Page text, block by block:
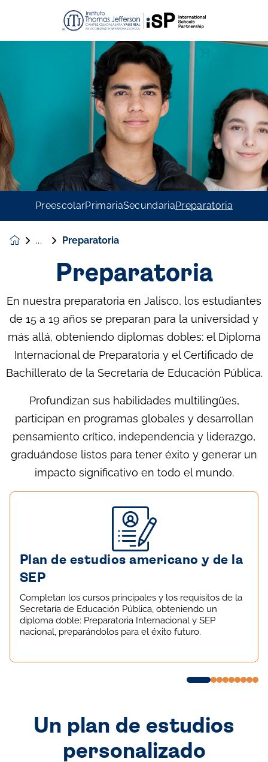
PreescolarPrimariaSecundariaPreparatoria
Preparatoria
Preparatoria
En nuestra preparatoria en Jalisco, los estudiantes
de 15 a 19 años se preparan para la universidad y
más allá, obteniendo diplomas dobles: el Diploma
Internacional de Preparatoria y el Certificado de
Bachillerato de la Secretaría de Educación Pública.
Profundizan sus habilidades multilingües,
participan en programas globales y desarrollan
pensamiento crítico, independencia y liderazgo,
graduándose listos para tener éxito y generar un
impacto significativo en todo el mundo.
Plan de estudios americano y de la
SEP
Completan los cursos principales y los requisitos de la
Secretaría de Educación Pública, obteniendo un
diploma doble: Preparatoria Internacional y SEP
nacional, preparándolos para el éxito futuro.
Un plan de estudios
personalizado